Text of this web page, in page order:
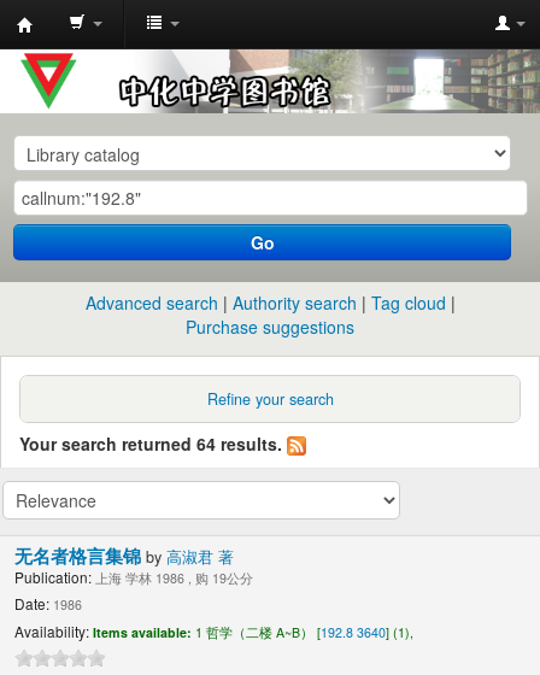
中
化
中
学
图
书
馆
目
Go
Advanced search Authority search
Tag cloud
Purchase suggestions
Refine your search
Your search returned 64 results.
无名者格言集锦by高淑君 著
Publication: 上海 学林 1986 , 购 19公分
Date: 1986
Availability: Items available: 1 哲学（二楼 A~B） [192.8 3640] (1),